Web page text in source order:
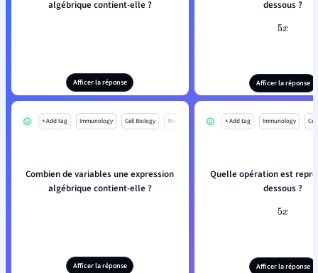
algébrique contient-elle ?
Afficer la réponse
dessous ?
5x
Afficer la réponse
+ Add tag Immunology Cell Biology Mo
Combien de variables une expression
algébrique contient-elle ?
Afficer la réponse
+ Add tag Immunology
Quelle opération est
dessous ?
5x
Afficer la réponse